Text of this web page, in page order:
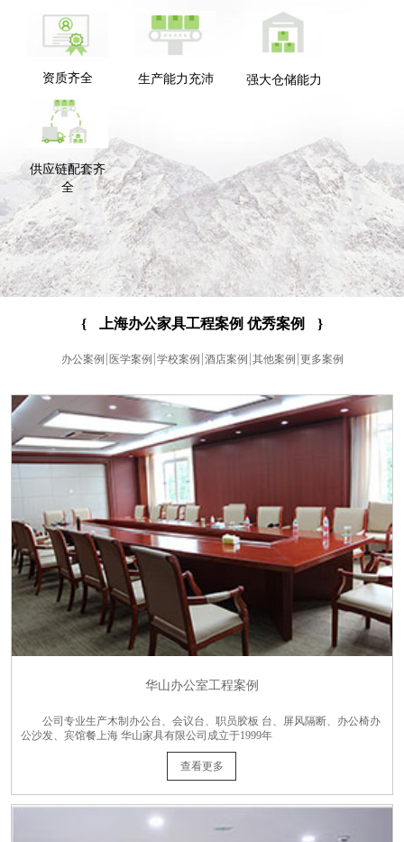
资质齐全 生产能力充沛 强大仓储能力
供应链配套齐
全
{ 上海办公家具工程案例 优秀案例 }
办公案例 医学案例 学校案例 酒店案例 其他案例 更多案例
华山办公室工程案例
公司专业生产木制办公台、会议台、职员胶板 台、屏风隔断、办公椅办
公沙发、宾馆餐上海 华山家具有限公司成立于1999年
查看更多